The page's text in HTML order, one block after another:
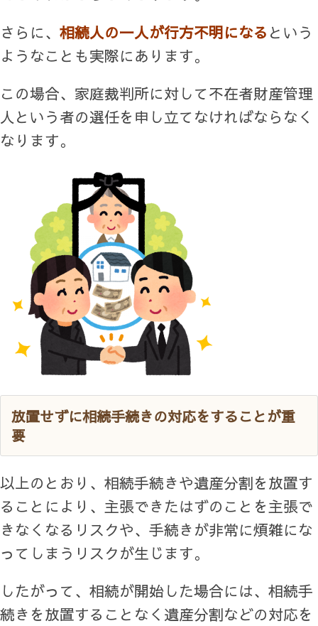
さらに、 相続人の一人が行方不明になる という
ようなことも実際にあります。
この場合、家庭裁判所に対して不在者財産管理
人という者の選任を申し立てなければならなく
なります。
放置せずに相続手続きの対応をすることが重
要
以上のとおり、相続手続きや遺産分割を放置す
ることにより、主張できたはずのことを主張で
きなくなるリスクや、手続きが非常に煩雑にな
ってしまうリスクが生じます。
したがって、相続が開始した場合には、相続手
続きを放置することなく遺産分割などの対応を